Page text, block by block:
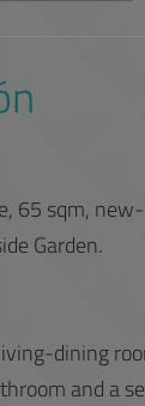
65 sqm,
Garden.
dining
and a